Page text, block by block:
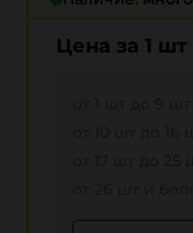
Цена за 1 шт